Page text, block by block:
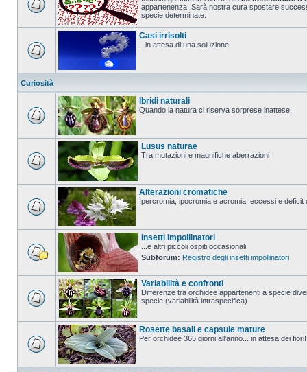
appartenenza. Sarà nostra cura spostare
specie determinate.
Casi irrisolti
...in attesa di una soluzione
Curiosità
Ibridi naturali
Quando la natura ci riserva sorprese inattese!
Lusus naturae
Tra mutazioni e magnifiche aberrazioni
Alterazioni cromatiche
Ipercromia, ipocromia e acromia: eccessi e deficit
Insetti impollinatori
...e altri piccoli ospiti occasionali
Subforum: Registro degli insetti impollinatori
Variabilità e confronti
Differenze tra orchidee appartenenti a specie
specie (variabilità intraspecifica)
Rosette basali e capsule mature
Per orchidee 365 giorni all'anno... in attesa dei fiori!